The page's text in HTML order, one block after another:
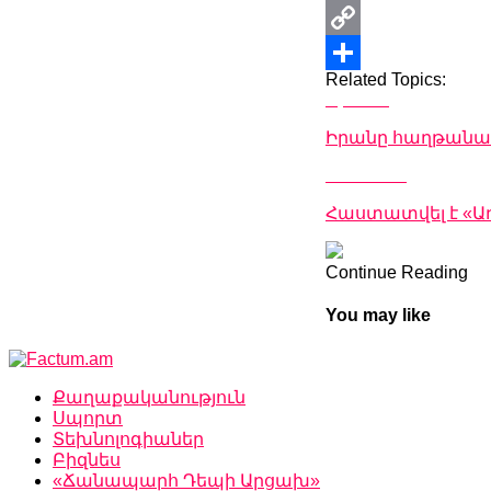
Print
Copy
Link
Share
Related Topics:
Իրանը
Հաստատվել է
Continue Reading
You may like
Քաղաքականություն
Սպորտ
Տեխնոլոգիաներ
Բիզնես
«Ճանապարհ Դեպի Արցախ»